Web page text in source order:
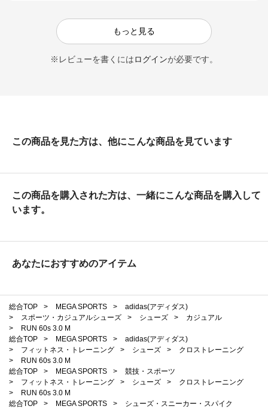
もっと見る
※レビューを書くにはログインが必要です。
この商品を見た方は、他にこんな商品を見ています
この商品を購入された方は、一緒にこんな商品を購入して
います。
あなたにおすすめのアイテム
総合TOP > MEGA SPORTS >
adidas(アディダス)
>
スポーツ・カジュアルシューズ > シューズ >
カジュアル
>
RUN 60s 3.0 M
総合TOP
> MEGA SPORTS >
adidas(アディダス)
>
フィットネス・トレーニング > シューズ >
クロストレーニング
>
RUN 60s 3.0 M
総合TOP
> MEGA SPORTS >
競技・スポーツ
>
フィットネス・トレーニング > シューズ >
クロストレーニング
>
RUN 60s 3.0 M
総合TOP
> MEGA SPORTS >
シューズ・スニーカー・スパイク